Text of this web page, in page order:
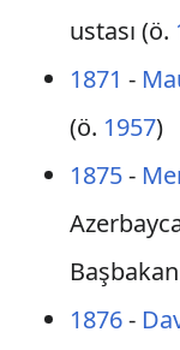
ustası (ö.
1871 -
(ö. 1957)
1875-
1876-